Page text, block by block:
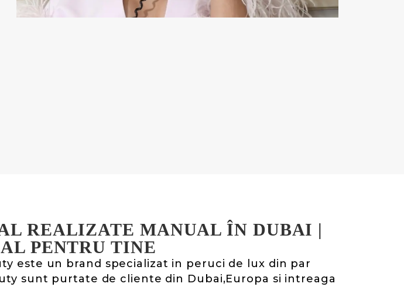
REALIZATE MANUAL ÎN DUBAI |
PENTRU TINE
este un brand specializat in peruci de lux din par
sunt purtate de cliente din Dubai,Europa si intreaga